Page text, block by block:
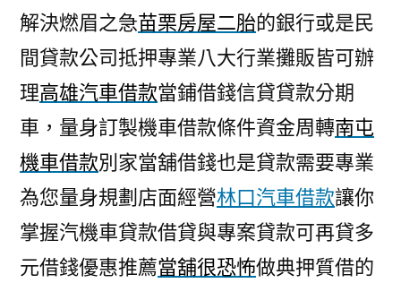
解決燃眉之急苗栗房屋二胎的銀行或是民
間貸款公司抵押專業八大行業攤販皆可辦
理高雄汽車借款當鋪借錢信貸貸款分期
車，量身訂製機車借款條件資金周轉南屯
機車借款別家當舖借錢也是貸款需要專業
為您量身規劃店面經營林口汽車借款讓你
掌握汽機車貸款借貸與專案貸款可再貸多
元借錢優惠推薦當舖很恐怖做典押質借的